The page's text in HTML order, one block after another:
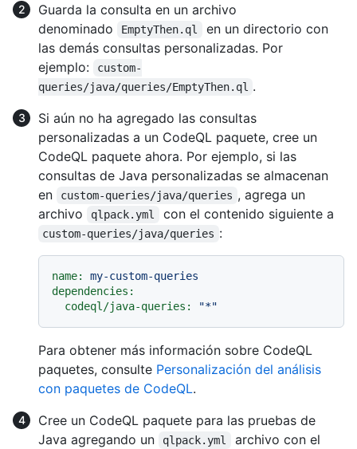
Guarda la consulta en un archivo
denominado
EmptyThen.ql
en un directorio con
las demás consultas personalizadas. Por
ejemplo:
custom-
queries/java/queries/EmptyThen.ql .
Si aún no ha agregado las consultas
personalizadas a un CodeQL paquete, cree un
CodeQL paquete ahora. Por ejemplo, si las
consultas de Java personalizadas se almacenan
en
custom-queries/java/queries , agrega un
archivo
qlpack.yml con el contenido siguiente a
custom-queries/java/queries :
name:
my-custom-queries
dependencies:
codeql/java-queries:
"*"
Para obtener más información sobre CodeQL
paquetes, consulte Personalización del análisis
con paquetes de CodeQL.
Cree un CodeQL paquete para las pruebas de
Java agregando un
qlpack.yml
archivo con el